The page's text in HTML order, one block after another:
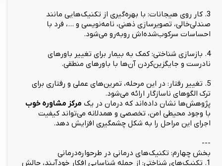
3. کار روی هیجانات: با بهره‌گیری از تکنیک‌هایی مانند
صندلی‌خالی، تصویرسازی ذهنی، نامه‌نویسی و ...، فرد با
احساسات سرکوب‌شده‌اش روبه‌رو می‌شود.
4. بازسازی شناختی: کمک به بیمار برای تغییر باورهای
نادرست و جایگزین‌کردن آن‌ها با باورهای منطقی.
5. تغییر رفتار: در این مرحله، تمرین‌های عملی و رفتاری برای
ترک الگوهای ناسازگار ارائه می‌شود.
پژوهش‌ها نشان داده‌اند که درمان در یک مرکز مشاوره خوب
با وجود محیطی امن، تخصصی و همدلانه می‌تواند کیفیت
اجرای این مراحل را به شکل چشمگیری افزایش دهد.
---
بخش چهارم: تکنیک‌های درمانی در طرحواره‌درمانی
1. تکنیک‌های شناختی: از جمله شناسایی افکار خودآیند، چالش